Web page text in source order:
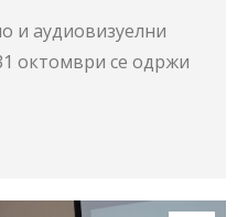
и аудиовизуелни
октомври се одржи